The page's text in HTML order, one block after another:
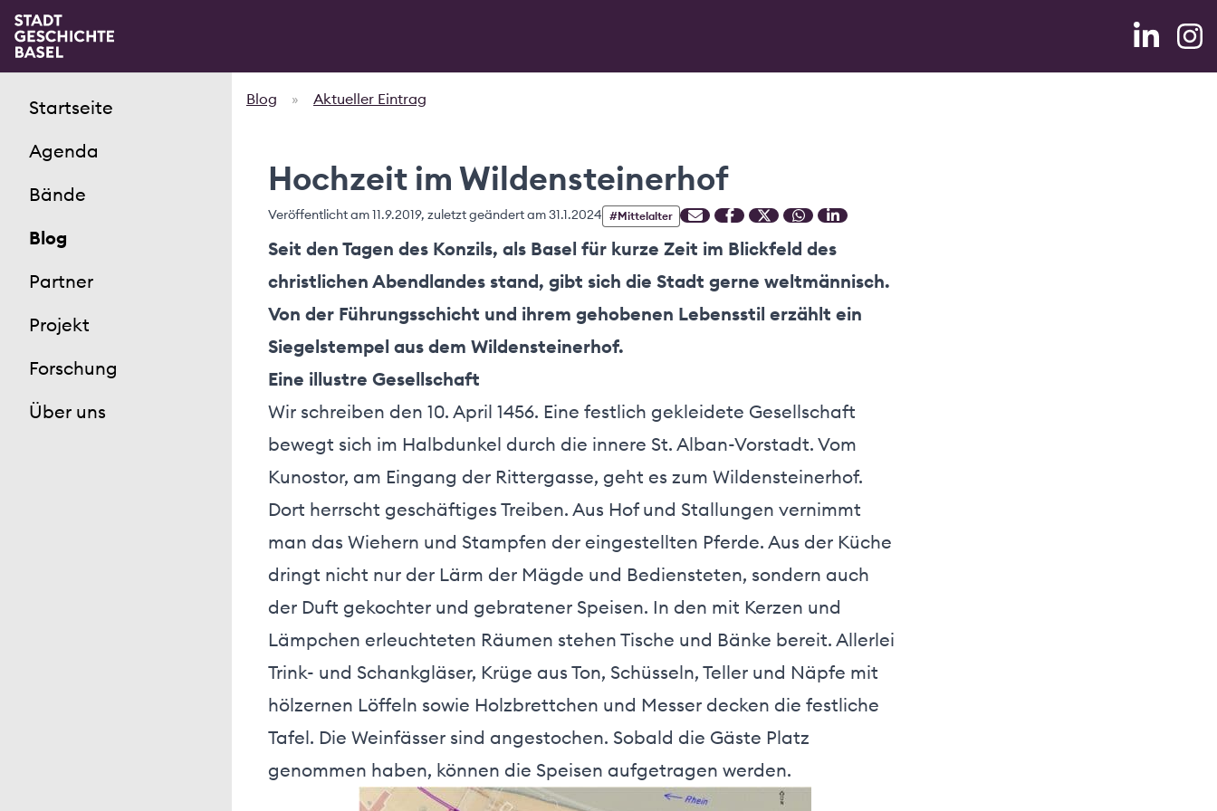
Startseite
Agenda
Bände
Blog
Partner
Projekt
Forschung
Über uns
Blog » Aktueller Eintrag
Hochzeit im Wildensteinerhof
Veröffentlicht am11.9.2019, zuletzt geändert am31.1.2024 #Mittelalter
Seit den Tagen des Konzils, als Basel für kurze Zeit im Blickfeld des
christlichen Abendlandes stand, gibt sich die Stadt gerne weltmännisch.
Von der Führungsschicht und ihrem gehobenen Lebensstil erzählt ein
Siegelstempel aus dem Wildensteinerhof.
Eine illustre Gesellschaft
Wir schreiben den 10. April 1456. Eine festlich gekleidete Gesellschaft
bewegt sich im Halbdunkel durch die innere St. Alban-Vorstadt. Vom
Kunostor, am Eingang der Rittergasse, geht es zum Wildensteinerhof.
Dort herrscht geschäftiges Treiben. Aus Hof und Stallungen vernimmt
man das Wiehern und Stampfen der eingestellten Pferde. Aus der Küche
dringt nicht nur der Lärm der Mägde und Bediensteten, sondern auch
der Duft gekochter und gebratener Speisen. In den mit Kerzen und
Lämpchen erleuchteten Räumen stehen Tische und Bänke bereit. Allerlei
Trink- und Schankgläser, Krüge aus Ton, Schüsseln, Teller und Näpfe mit
hölzernen Löffeln sowie Holzbrettchen und Messer decken die festliche
Tafel. Die Weinfässer sind angestochen. Sobald die Gäste Platz
genommen haben, können die Speisen aufgetragen werden.